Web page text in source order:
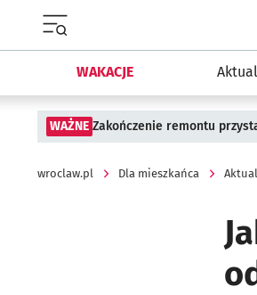
WAKACJE
WAŻNE Zakończenie remontu
wroclaw.pl Dla mieszkańca